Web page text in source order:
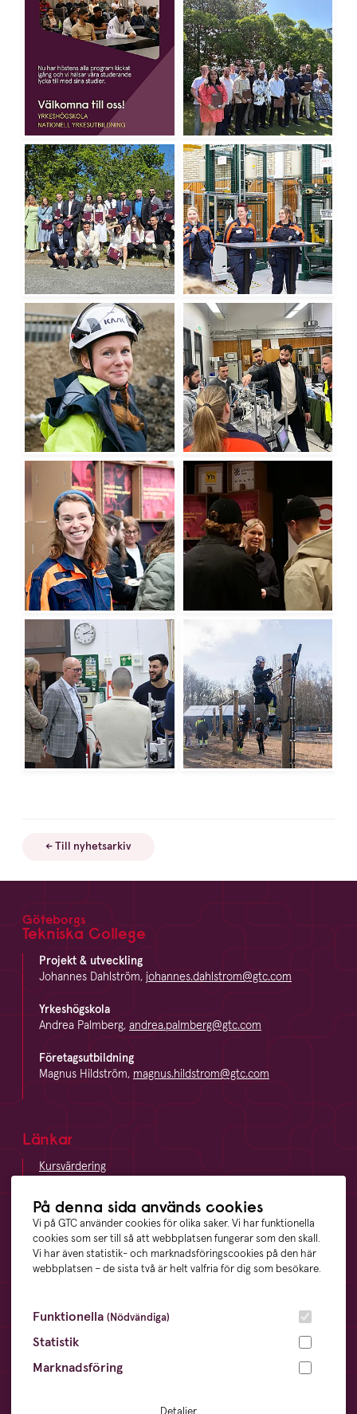
På denna sida används cookies
Vi på GTC använder cookies för olika saker. Vi har funktionella
cookies som ser till så att webbplatsen fungerar som den skall.
Vi har även statistik- och marknadsföringscookies på den här
webbplatsen – de sista två är helt valfria för dig som besökare.
Funktionella (Nödvändiga)
Statistik
Marknadsföring
← Till nyhetsarkiv
Footer
Göteborgs
Tekniska College
Projekt & utveckling
Johannes Dahlström, johannes.dahlstrom@gtc.com
Yrkeshögskola
Andrea Palmberg, andrea.palmberg@gtc.com
Företagsutbildning
Magnus Hildström, magnus.hildstrom@gtc.com
Länkar
Kursvärdering
Vägbeskrivning
Visselblåsning
Våra ägare
Övrigt